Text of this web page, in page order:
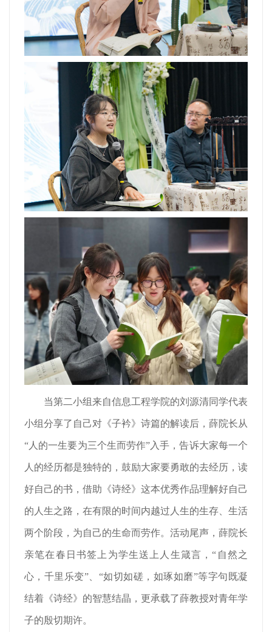
当第二小组来自信息工程学院的刘源清同学代表
小组分享了自己对《子衿》诗篇的解读后，薛院长从
“人的一生要为三个生而劳作”入手，告诉大家每一个
人的经历都是独特的，鼓励大家要勇敢的去经历，读
好自己的书，借助《诗经》这本优秀作品理解好自己
的人生之路，在有限的时间内越过人生的生存、生活
两个阶段，为自己的生命而劳作。活动尾声，薛院长
亲笔在春日书签上为学生送上人生箴言，“自然之
心，千里乐变”、“如切如磋，如琢如磨”等字句既凝
结着《诗经》的智慧结晶，更承载了薛教授对青年学
子的殷切期许。